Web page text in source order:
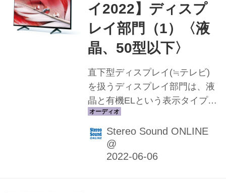
イ2022】ディスプ
レイ部門（1）〈液
晶、50型以下〉
直下型ディスプレイ(≒テレビ)
を扱うディスプレイ部門は、液
晶と有機ELという表示タイプに
よって大きくふたつに分類され
る。2022年夏の話題は有機EL
テレビの最小サイズ42型モデル
が登場したこと。こちらはディ
Stereo Sound ONLINE
@